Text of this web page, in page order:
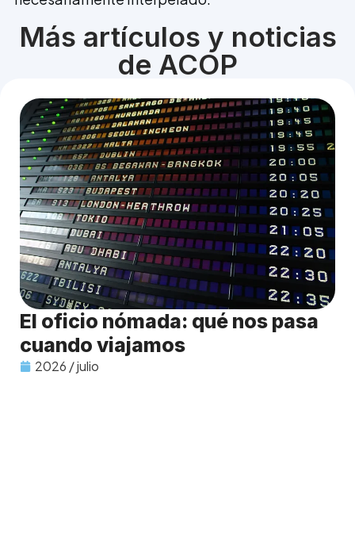
Más artículos y noticias
de ACOP
El oficio nómada: qué nos pasa
cuando viajamos
2026 / julio